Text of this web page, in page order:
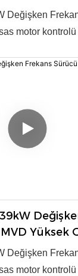
Değişken
motor
sunar. Ürün,
3000 Set
Yüksek
Değişken
motor